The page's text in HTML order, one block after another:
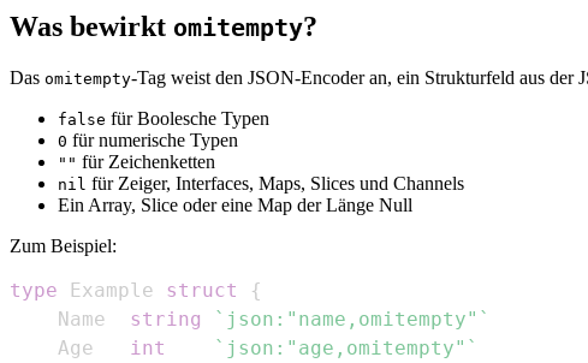
Was bewirkt omitempty?
Das omitempty-Tag weist den JSON-Encoder an, ein Strukturfeld aus der
false für Boolesche Typen
0 für numerische Typen
"" für Zeichenketten
nil für Zeiger, Interfaces, Maps, Slices und Channels
Ein Array, Slice oder eine Map der Länge Null
Zum Beispiel:
type Example struct
{
    Name
string
`json:"name,omitempty"`
    Age
int
`json:"age,omitempty"`